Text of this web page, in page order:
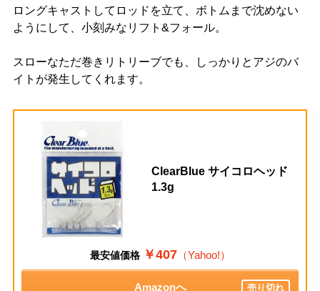
ロングキャストしてロッドを立て、ボトムまで沈めない
ようにして、小刻みなリフト&フォール。
スローなただ巻きリトリーブでも、しっかりとアジのバ
イトが発生してくれます。
ClearBlue サイコロヘッド
1.3g
最安値価格 ￥407（Yahoo!）
Amazonへ 売り切れ